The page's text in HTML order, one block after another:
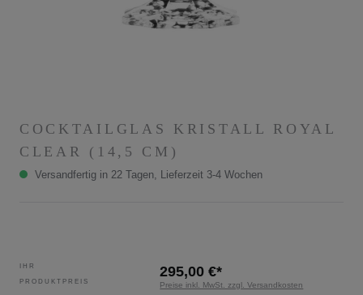
COCKTAILGLAS KRISTALL ROYAL
CLEAR (14,5 CM)
Versandfertig in 22 Tagen, Lieferzeit 3-4 Wochen
IHR
PRODUKTPREIS
295,00 €*
Preise inkl. MwSt. zzgl. Versandkosten